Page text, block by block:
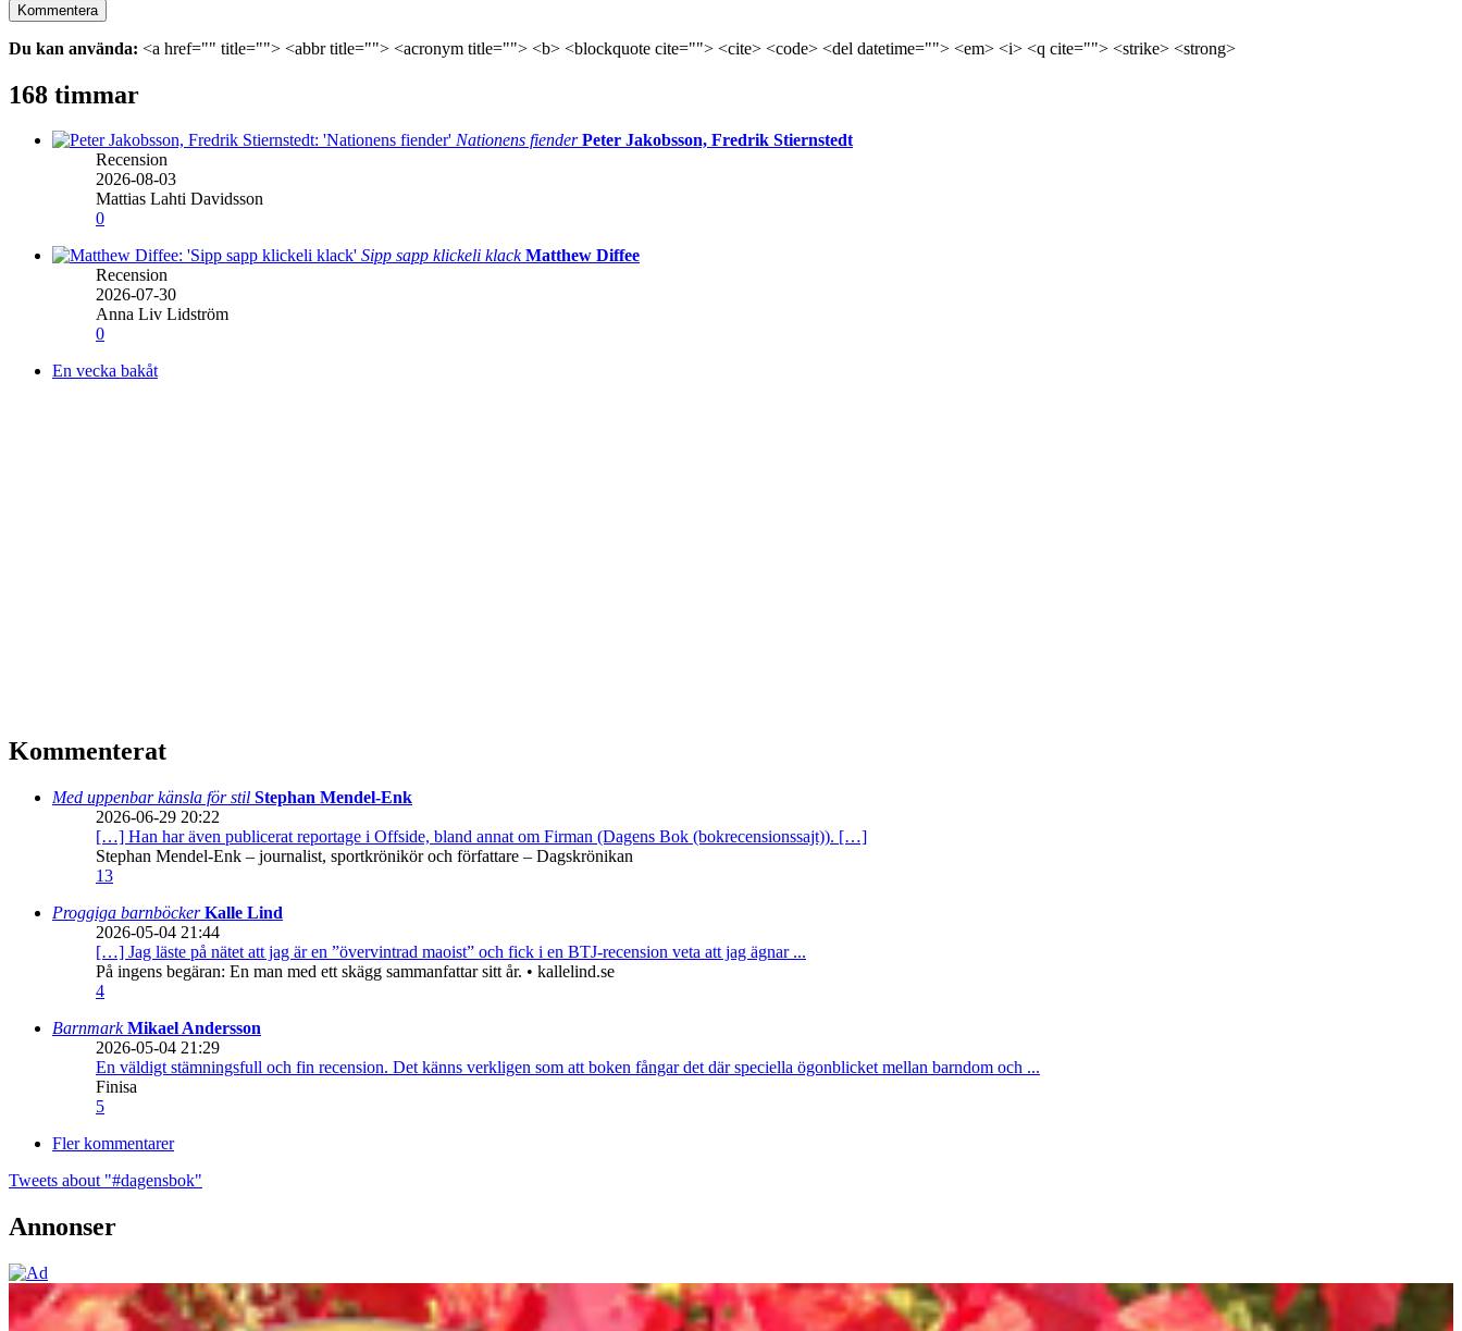
Du kan använda: <a href="" title=""> <abbr title=""> <acronym title=""> <b> <blockquote cite=""> <cite> <code> <del datetime=""> <em> <i> <q cite=""> <strike> <strong>
168 timmar
Nationens fiender Peter Jakobsson, Fredrik Stiernstedt
Recension
2026-08-03
Mattias Lahti Davidsson
0
Sipp sapp klickeli klack Matthew Diffee
Recension
2026-07-30
Anna Liv Lidström
0
En vecka bakåt
Kommenterat
Med uppenbar känsla för stil Stephan Mendel-Enk
2026-06-29 20:22
[…] Han har även publicerat reportage i Offside, bland annat om Firman (Dagens Bok (bokrecensionssajt)). […]
Stephan Mendel-Enk – journalist, sportkrönikör och författare – Dagskrönikan
13
Proggiga barnböckerKalle Lind
2026-05-04 21:44
[…] Jag läste på nätet att jag är en ”övervintrad maoist” och fick i en BTJ-recension veta att jag ägnar ...
På ingens begäran: En man med ett skägg sammanfattar sitt år. • kallelind.se
4
BarnmarkMikael Andersson
2026-05-04 21:29
En väldigt stämningsfull och fin recension. Det känns verkligen som att boken fångar det där speciella ögonblicket mellan barndom och ...
Finisa
5
Fler kommentarer
Tweets about "#dagensbok"
Annonser